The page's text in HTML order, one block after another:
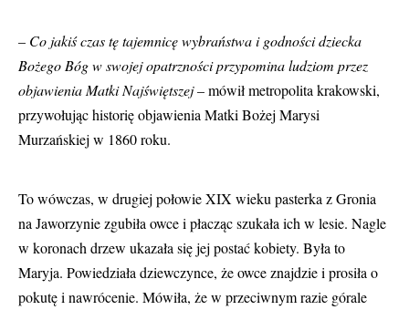
– Co jakiś czas tę tajemnicę wybraństwa i godności dziecka
Bożego Bóg w swojej opatrzności przypomina ludziom przez
objawienia Matki Najświętszej– mówił metropolita krakowski,
przywołując historię objawienia Matki Bożej Marysi
Murzańskiej w 1860 roku.
To wówczas, w drugiej połowie XIX wieku pasterka z Gronia
na Jaworzynie zgubiła owce i płacząc szukała ich w lesie. Nagle
w koronach drzew ukazała się jej postać kobiety. Była to
Maryja. Powiedziała dziewczynce, że owce znajdzie i prosiła o
pokutę i nawrócenie. Mówiła, że w przeciwnym razie górale